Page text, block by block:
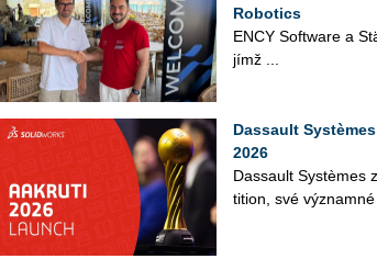
Robotics
ENCY Soft­ware a
jímž ...
Dassault
2026
Das­sault Sys­tè­mes
ti­ti­on, své